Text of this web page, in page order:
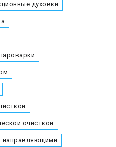
духовки
очисткой
направляющими